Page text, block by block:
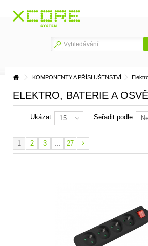
KOMPONENTY A PŘÍSLUŠENSTVÍ
ELEKTRO, BATERIE A
Seřadit podle
Ukázat 15
1 2 3 ... 27